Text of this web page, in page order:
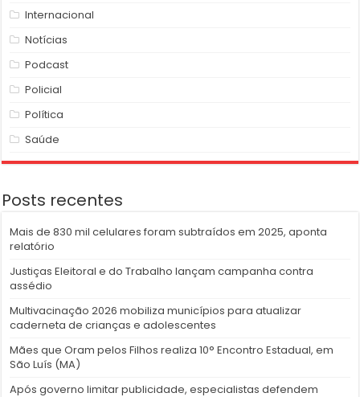
Internacional
Notícias
Podcast
Policial
Política
Saúde
Posts recentes
Mais de 830 mil celulares foram subtraídos em 2025, aponta
relatório
Justiças Eleitoral e do Trabalho lançam campanha contra
assédio
Multivacinação 2026 mobiliza municípios para atualizar
caderneta de crianças e adolescentes
Mães que Oram pelos Filhos realiza 10° Encontro Estadual, em
São Luís (MA)
Após governo limitar publicidade, especialistas defendem